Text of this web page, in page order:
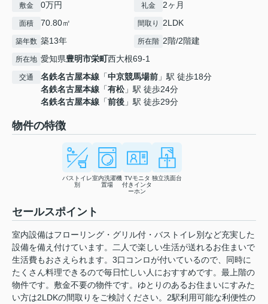
敷金 0万円 礼金 2ヶ月
面積 70.80㎡ 間取り 2LDK
築年数 築13年 所在階 2階/2階建
所在地 愛知県豊明市栄町西大根69-1
交通 名鉄名古屋本線 「中京競馬場前 」駅 徒歩18分
名鉄名古屋本線 「有松」駅 徒歩24分
名鉄名古屋本線 「前後 」駅 徒歩29分
物件の特徴
バストイレ
別
室内洗濯機
置場
TVモニタ
付きインタ
ーホン
独立洗面台
セールスポイント
室内設備はフローリング・グリル付・バストイレ別など充実した
設備を備え付けています。二人で楽しい生活が送れるお住まいで
生活費もおさえられます。3口コンロが付いているので、同時に
たくさん料理できるので毎日忙しい人におすすめです。最上階の
物件です。敷金不要の物件です。ゆとりのあるお住まいにすみた
い方は2LDKの間取りをご検討ください。2駅利用可能な利便性の